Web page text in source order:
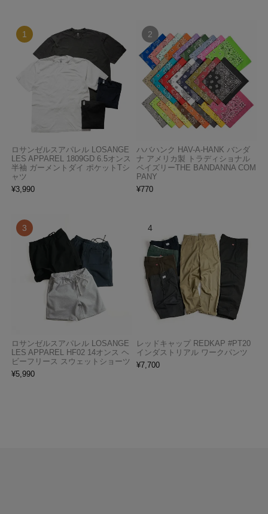
ロサンゼルスアパレル LOSANGE
LES APPAREL 1809GD 6.5オンス
半袖 ガーメントダイ ポケットTシ
ャツ
¥3,990
ハバハンク HAV-A-HANK バンダ
ナ アメリカ製 トラディショナル
ペイズリーTHE BANDANNA COM
PANY
¥770
ロサンゼルスアパレル LOSANGE
LES APPAREL HF02 14オンス ヘ
ビーフリース スウェットショーツ
¥5,990
レッドキャップ REDKAP #PT20
インダストリアル ワークパンツ
¥7,700